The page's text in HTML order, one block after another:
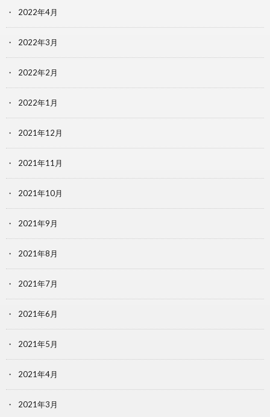
2022年4月
2022年3月
2022年2月
2022年1月
2021年12月
2021年11月
2021年10月
2021年9月
2021年8月
2021年7月
2021年6月
2021年5月
2021年4月
2021年3月